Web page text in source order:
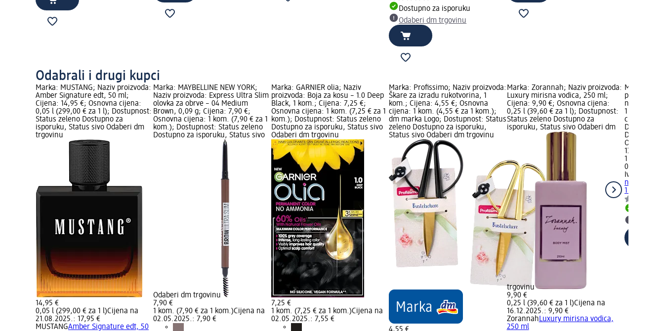
Dostupno za isporuku
Odaberi dm trgovinu
Odabrali i drugi kupci
Marka: MUSTANG; Naziv proizvoda:
Amber Signature edt, 50 ml;
Cijena: 14,95 €; Osnovna cijena:
0,05 l (299,00 € za 1 l); Dostupnost:
Status zeleno Dostupno za
isporuku, Status sivo Odaberi dm
trgovinu
14,95 €
0,05 l (299,00 € za 1 l)Cijena na
21.08.2025.: 17,95 €
MUSTANGAmber Signature edt, 50
Marka: MAYBELLINE NEW YORK;
Naziv proizvoda: Express Ultra Slim
olovka za obrve – 04 Medium
Brown, 0,09 g; Cijena: 7,90 €;
Osnovna cijena: 1 kom. (7,90 € za 1
kom.); Dostupnost: Status zeleno
Dostupno za isporuku, Status sivo
Odaberi dm trgovinu
7,90 €
1 kom. (7,90 € za 1 kom.)Cijena na
02.05.2025.: 7,90 €
Marka: GARNIER olia; Naziv
proizvoda: Boja za kosu – 1.0 Deep
Black, 1 kom.; Cijena: 7,25 €;
Osnovna cijena: 1 kom. (7,25 € za 1
kom.); Dostupnost: Status zeleno
Dostupno za isporuku, Status sivo
Odaberi dm trgovinu
7,25 €
1 kom. (7,25 € za 1 kom.)Cijena na
02.05.2025.: 7,55 €
Marka: Profissimo; Naziv proizvoda:
Škare za izradu rukotvorina, 1
kom.; Cijena: 4,55 €; Osnovna
cijena: 1 kom. (4,55 € za 1 kom.);
dm marka Logo; Dostupnost: Status
zeleno Dostupno za isporuku,
Status sivo Odaberi dm trgovinu
4,55 €
Marka: Zorannah; Naziv proizvoda:
Luxury mirisna vodica, 250 ml;
Cijena: 9,90 €; Osnovna cijena:
0,25 l (39,60 € za 1 l); Dostupnost:
Status zeleno Dostupno za
isporuku, Status sivo Odaberi dm
trgovinu
9,90 €
0,25 l (39,60 € za 1 l)Cijena na
16.12.2025.: 9,90 €
ZorannahLuxury mirisna vodica,
250 ml
Marka:
proizvoda:
1 kom.;
cijena: 1
Dostupno
Odaberi
13,95 €
1 kom.
Ivančica
1 kom.